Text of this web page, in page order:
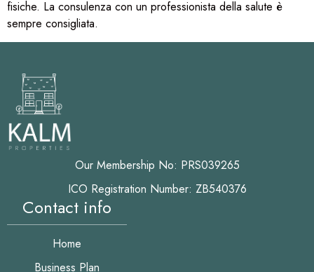
fisiche. La consulenza con un professionista della salute è
sempre consigliata.
Our Membership No: PRS039265
ICO Registration Number: ZB540376
Contact info
Home
Business Plan